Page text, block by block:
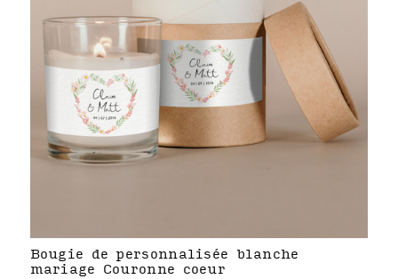
Bougie de personnalisée blanche
mariage Couronne coeur